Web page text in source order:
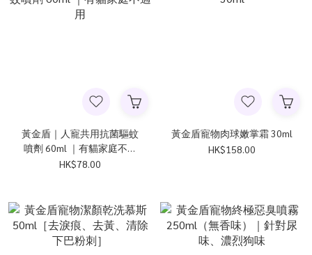
黃金盾｜人寵共用抗菌驅蚊
噴劑 60ml ｜有貓家庭不適
用
HK$78.00
黃金盾寵物肉球嫩掌霜 30ml
HK$158.00